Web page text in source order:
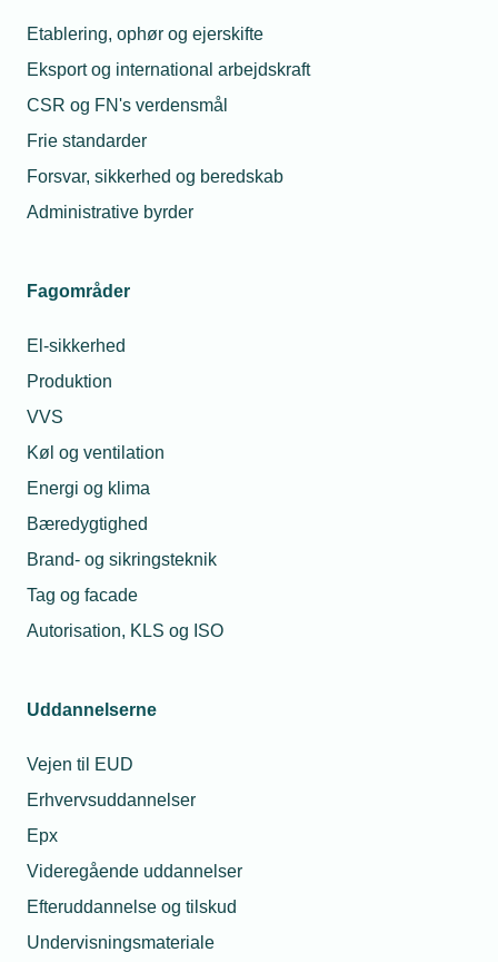
Etablering, ophør og ejerskifte
Eksport og international arbejdskraft
CSR og FN's verdensmål
Frie standarder
Forsvar, sikkerhed og beredskab
Administrative byrder
Fagområder
El-sikkerhed
Produktion
VVS
Køl og ventilation
Energi og klima
Bæredygtighed
Brand- og sikringsteknik
Tag og facade
Autorisation, KLS og ISO
Uddannelserne
Vejen til EUD
Erhvervsuddannelser
Epx
Videregående uddannelser
Efteruddannelse og tilskud
Undervisningsmateriale
Skolebænken kaldte efter 20 år i faget
Mange års erfaring blev en styrke, da Arne Villadsen tog
dygtigste nyuddannede installatører.
15. juli 2026
partoutbillet til en musikfestival, der strækker sig over flere
dage, kan meget vel se frem til en efterregning fra
Skattestyrelsen.
14. juli 2026
Postnummeret afgør unges chance for fritidsjob
Muligheden for at få et fritidsjob og tjene sine egne penge